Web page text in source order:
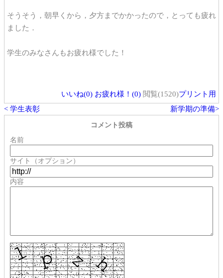
そうそう，朝早くから，夕方までかかったので，とっても疲れ
ました．
学生のみなさんもお疲れ様でした！
いいね(0) お疲れ様！(0) 閲覧(1520)プリント用
< 学生表彰
新学期の準備>
コメント投稿
名前
サイト（オプション）
内容